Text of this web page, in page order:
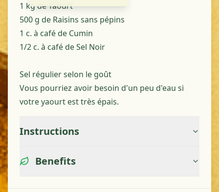
1 kg de Yaourt
500 g de Raisins sans pépins
1 c. à café de Cumin
1/2 c. à café de Sel Noir
Sel régulier selon le goût
Vous pourriez avoir besoin d'un peu d'eau si
votre yaourt est très épais.
Instructions
Benefits